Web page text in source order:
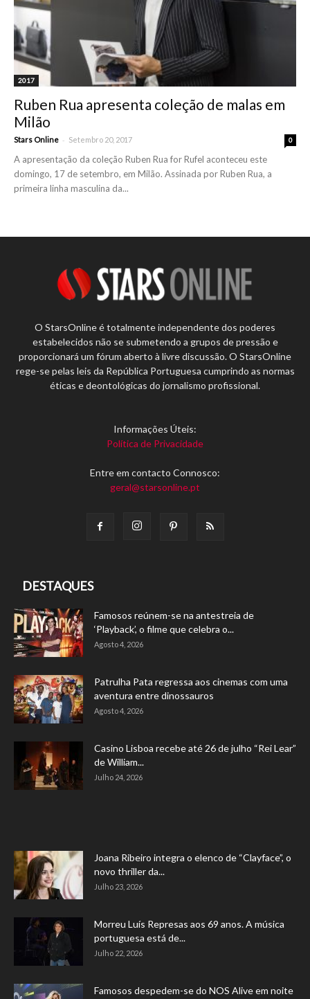
2017
Ruben Rua apresenta coleção de malas em
Milão
Stars Online - Setembro 20, 2017 0
A apresentação da coleção Ruben Rua for Rufel aconteceu este
domingo, 17 de setembro, em Milão. Assinada por Ruben Rua, a
primeira linha masculina da...
O StarsOnline é totalmente independente dos poderes
estabelecidos não se submetendo a grupos de pressão e
proporcionará um fórum aberto à livre discussão. O StarsOnline
rege-se pelas leis da República Portuguesa cumprindo as normas
éticas e deontológicas do jornalismo profissional.
Informações Úteis:
Política de Privacidade
Entre em contacto Connosco:
geral@starsonline.pt
DESTAQUES
Famosos reúnem-se na antestreia de
‘Playback’, o filme que celebra o...
Agosto 4, 2026
Patrulha Pata regressa aos cinemas com uma
aventura entre dinossauros
Agosto 4, 2026
Casino Lisboa recebe até 26 de julho “Rei Lear”
de William...
Julho 24, 2026
Joana Ribeiro integra o elenco de “Clayface”, o
novo thriller da...
Julho 23, 2026
Morreu Luís Represas aos 69 anos. A música
portuguesa está de...
Julho 22, 2026
Famosos despedem-se do NOS Alive em noite